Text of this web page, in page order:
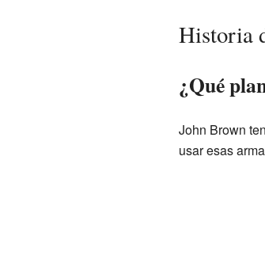
Historia
¿Qué
John Brown
usar esas